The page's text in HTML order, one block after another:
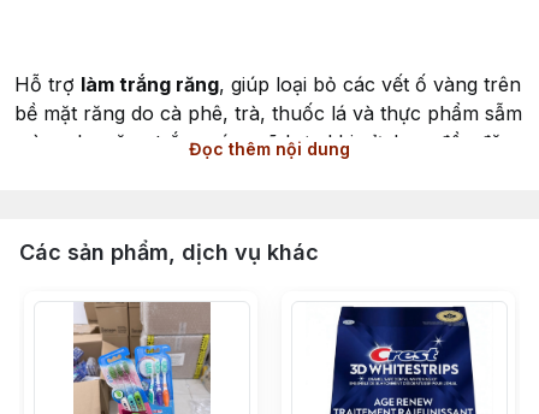
Hỗ trợ làm trắng răng, giúp loại bỏ các vết ố vàng trên
bề mặt răng do cà phê, trà, thuốc lá và thực phẩm sẫm
màu, cho răng trắng sáng rõ hơn khi sử dụng đều đặn.
bóng và làm mịn bề mặt men răng.
Fluoride , hỗ trợ ngừa sâu răng và bảo vệ men
răng khi sử dụng hằng ngày.
giảm mảng bám, làm sạch khoang miệng và duy
Đọc thêm nội dung
Các sản phẩm, dịch vụ khác